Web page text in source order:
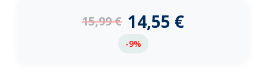
5
15,99€ 14,55 €
-9%